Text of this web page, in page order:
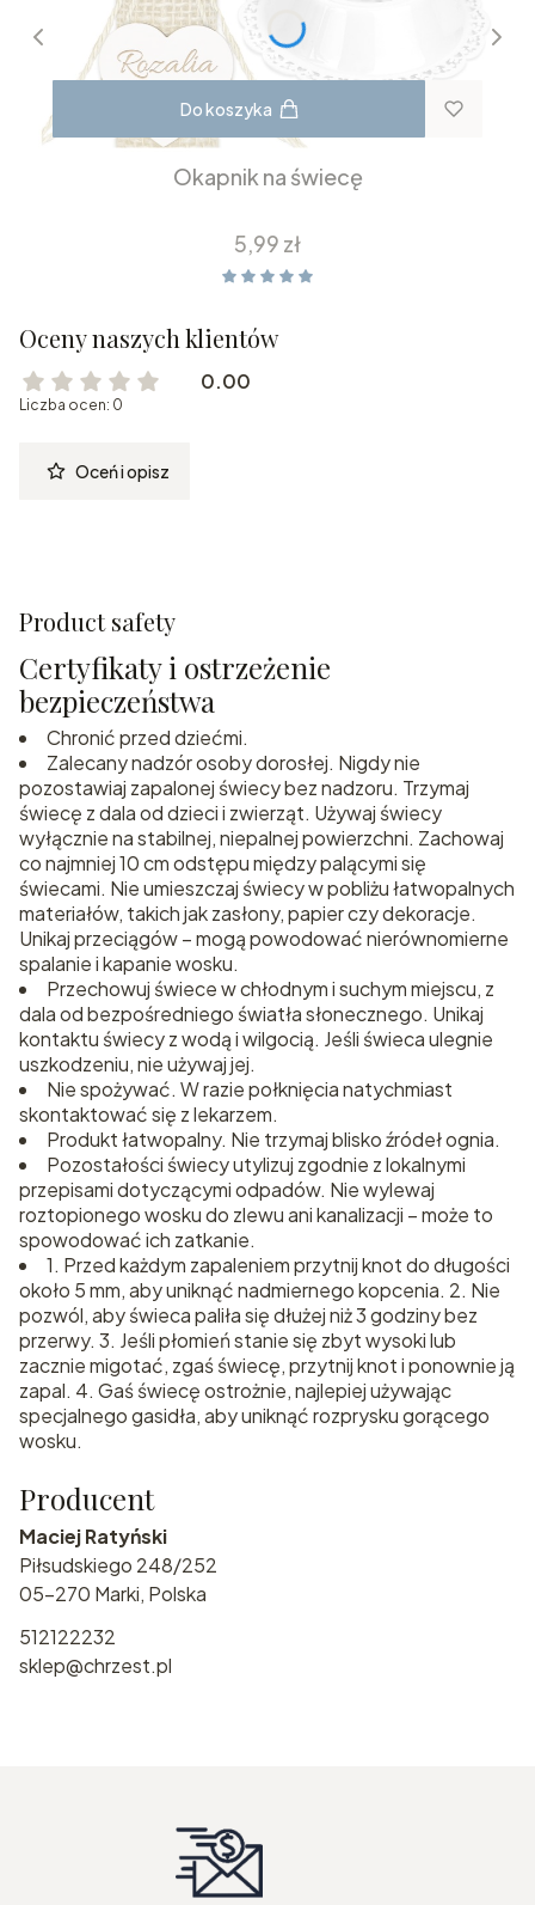
Do koszyka
Okapnik na świecę
Cena
5,99 zł
Oceny naszych klientów
0.00
Liczba ocen: 0
Oceń i opisz
Product safety
Certyfikaty i ostrzeżenie
bezpieczeństwa
Chronić przed dziećmi.
Zalecany nadzór osoby dorosłej. Nigdy nie
pozostawiaj zapalonej świecy bez nadzoru. Trzymaj
świecę z dala od dzieci i zwierząt. Używaj świecy
wyłącznie na stabilnej, niepalnej powierzchni. Zachowaj
co najmniej 10 cm odstępu między palącymi się
świecami. Nie umieszczaj świecy w pobliżu łatwopalnych
materiałów, takich jak zasłony, papier czy dekoracje.
Unikaj przeciągów – mogą powodować nierównomierne
spalanie i kapanie wosku.
Przechowuj świece w chłodnym i suchym miejscu, z
dala od bezpośredniego światła słonecznego. Unikaj
kontaktu świecy z wodą i wilgocią. Jeśli świeca ulegnie
uszkodzeniu, nie używaj jej.
Nie spożywać. W razie połknięcia natychmiast
skontaktować się z lekarzem.
Produkt łatwopalny. Nie trzymaj blisko źródeł ognia.
Pozostałości świecy utylizuj zgodnie z lokalnymi
przepisami dotyczącymi odpadów. Nie wylewaj
roztopionego wosku do zlewu ani kanalizacji – może to
spowodować ich zatkanie.
1. Przed każdym zapaleniem przytnij knot do długości
około 5 mm, aby uniknąć nadmiernego kopcenia. 2. Nie
pozwól, aby świeca paliła się dłużej niż 3 godziny bez
przerwy. 3. Jeśli płomień stanie się zbyt wysoki lub
zacznie migotać, zgaś świecę, przytnij knot i ponownie ją
zapal. 4. Gaś świecę ostrożnie, najlepiej używając
specjalnego gasidła, aby uniknąć rozprysku gorącego
wosku.
Producent
Maciej Ratyński
Piłsudskiego 248/252
05-270 Marki, Polska
512122232
sklep@chrzest.pl